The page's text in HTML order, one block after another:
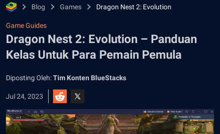
Blog Games Dragon Nest 2: Evolution
Game Guides
Dragon Nest 2: Evolution – Panduan
Kelas Untuk Para Pemain Pemula
Diposting Oleh:Tim Konten BlueStacks
Jul 24, 2023